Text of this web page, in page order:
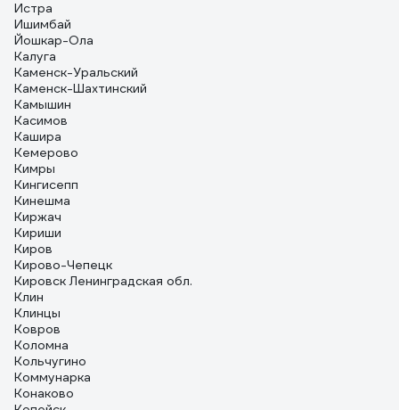
Истра
Ишимбай
Йошкар-Ола
Калуга
Каменск-Уральский
Каменск-Шахтинский
Камышин
Касимов
Кашира
Кемерово
Кимры
Кингисепп
Кинешма
Киржач
Кириши
Киров
Кирово-Чепецк
Кировск Ленинградская обл.
Клин
Клинцы
Ковров
Коломна
Кольчугино
Коммунарка
Конаково